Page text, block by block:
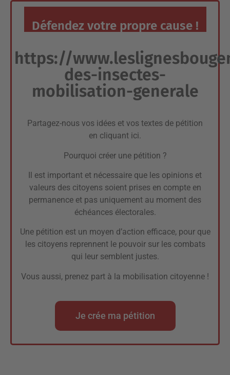
Défendez votre propre cause !
https://
des-insectes-
mobilisation-generale
Partagez-nous vos idées et vos textes de pétition
en cliquant ici.
Pourquoi créer une pétition ?
Il est important et nécessaire que les opinions et
valeurs des citoyens soient prises en compte en
permanence et pas uniquement au moment des
échéances électorales.
Une pétition est un moyen d’action efficace, pour que
les citoyens reprennent le pouvoir sur les combats
qui leur semblent justes.
Vous aussi, prenez part à la mobilisation citoyenne !
Je crée ma pétition